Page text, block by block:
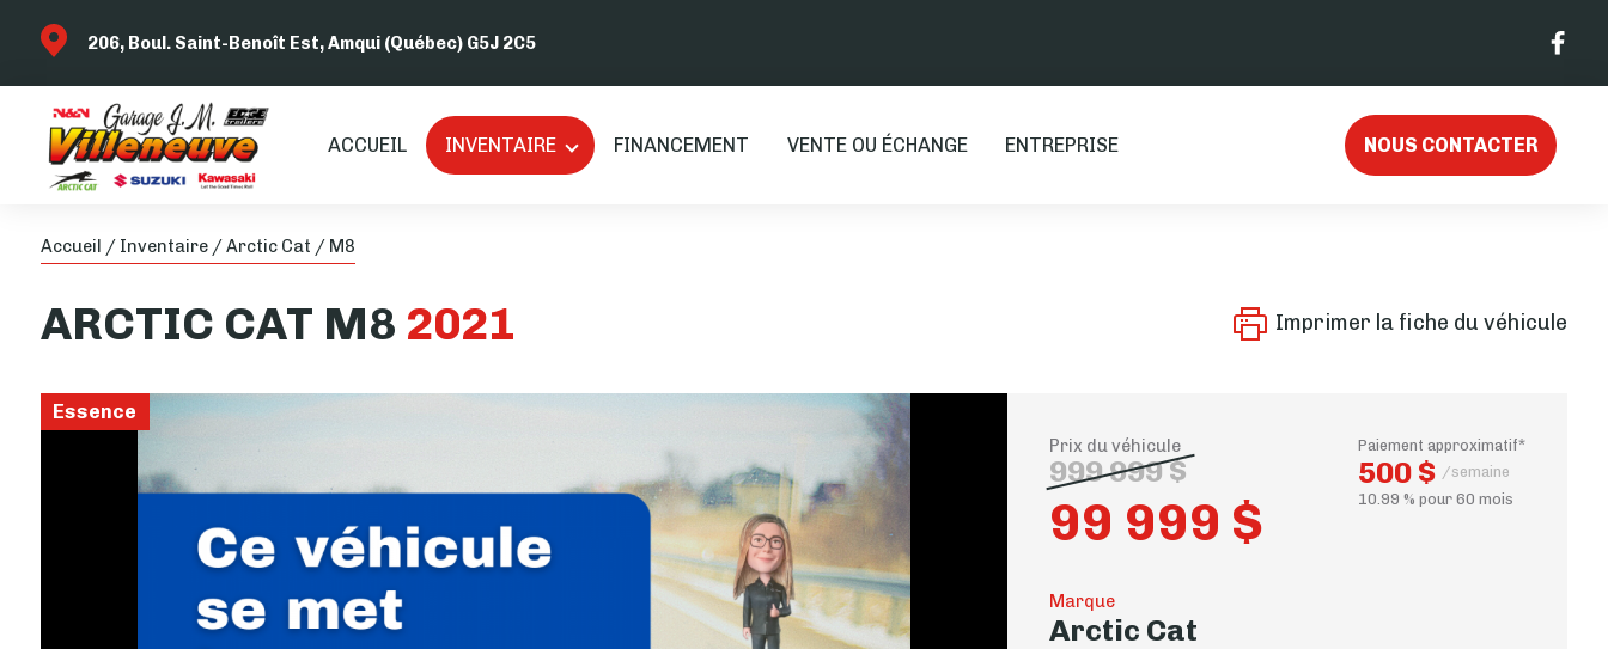
206, Boul. Saint-Benoît Est, Amqui (Québec) G5J 2C5
ACCUEIL INVENTAIRE FINANCEMENT VENTE OU ÉCHANGE ENTREPRISE NOUS CONTACTER
Accueil / Inventaire /Arctic Cat / M8
ARCTIC CAT M8 2021 Imprimer la fiche du véhicule
Essence
Prix du véhicule
999 999 $
99 999 $
Paiement approximatif*
500 $ /semaine
10.99 % pour 60 mois
Marque
Arctic Cat